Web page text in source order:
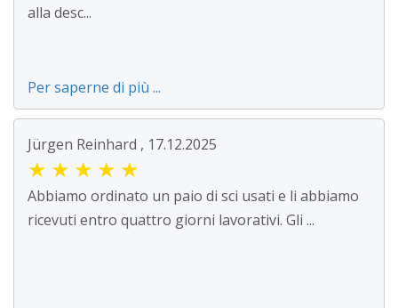
alla desc...
Per saperne di più ...
Jürgen Reinhard , 17.12.2025
★ ★ ★ ★ ★
Abbiamo ordinato un paio di sci usati e li abbiamo
ricevuti entro quattro giorni lavorativi. Gli ...